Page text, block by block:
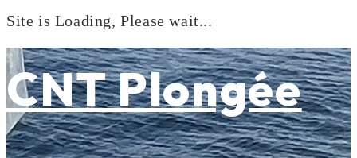
Site is Loading, Please wait...
to
content
CNT Plongée